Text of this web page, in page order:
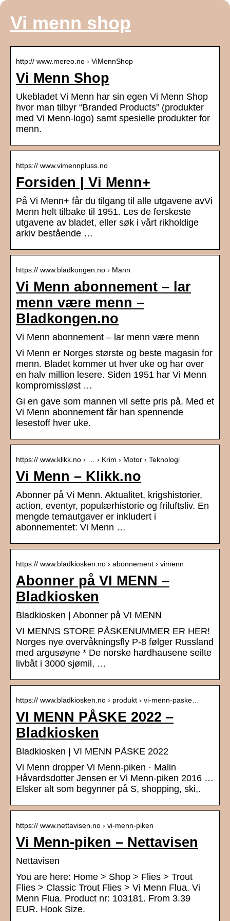
Vi menn shop
http:// www.mereo.no › ViMennShop
Vi Menn Shop
Ukebladet Vi Menn har sin egen Vi Menn Shop
hvor man tilbyr “Branded Products” (produkter
med Vi Menn-logo) samt spesielle produkter for
menn.
https:// www.vimennpluss.no
Forsiden | Vi Menn+
På Vi Menn+ får du tilgang til alle utgavene avVi
Menn helt tilbake til 1951. Les de ferskeste
utgavene av bladet, eller søk i vårt rikholdige
arkiv bestående …
https:// www.bladkongen.no › Mann
Vi Menn abonnement – lar
menn være menn –
Bladkongen.no
Vi Menn abonnement – lar menn være menn
Vi Menn er Norges største og beste magasin for
menn. Bladet kommer ut hver uke og har over
en halv million lesere. Siden 1951 har Vi Menn
kompromissløst …
Gi en gave som mannen vil sette pris på. Med et
Vi Menn abonnement får han spennende
lesestoff hver uke.
https:// www.klikk.no › … › Krim › Motor › Teknologi
Vi Menn – Klikk.no
Abonner på Vi Menn. Aktualitet, krigshistorier,
action, eventyr, populærhistorie og friluftsliv. En
mengde temautgaver er inkludert i
abonnementet: Vi Menn …
https:// www.bladkiosken.no › abonnement › vimenn
Abonner på VI MENN –
Bladkiosken
Bladkiosken | Abonner på VI MENN
VI MENNS STORE PÅSKENUMMER ER HER!
Norges nye overvåkningsfly P-8 følger Russland
med argusøyne * De norske hardhausene seilte
livbåt i 3000 sjømil, …
https:// www.bladkiosken.no › produkt › vi-menn-paske…
VI MENN PÅSKE 2022 –
Bladkiosken
Bladkiosken | VI MENN PÅSKE 2022
Vi Menn dropper Vi Menn-piken · Malin
Håvardsdotter Jensen er Vi Menn-piken 2016 …
Elsker alt som begynner på S, shopping, ski,.
https:// www.nettavisen.no › vi-menn-piken
Vi Menn-piken – Nettavisen
Nettavisen
You are here: Home > Shop > Flies > Trout
Flies > Classic Trout Flies > Vi Menn Flua. Vi
Menn Flua. Product nr: 103181. From 3.39
EUR. Hook Size.